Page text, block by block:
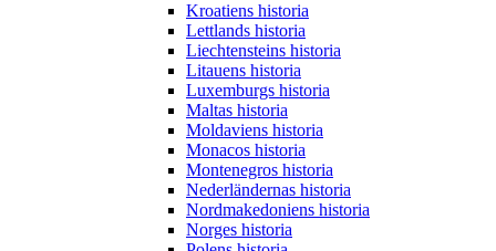
Kroatiens historia
Lettlands historia
Liechtensteins historia
Litauens historia
Luxemburgs historia
Maltas historia
Moldaviens historia
Monacos historia
Montenegros historia
Nederländernas historia
Nordmakedoniens historia
Norges historia